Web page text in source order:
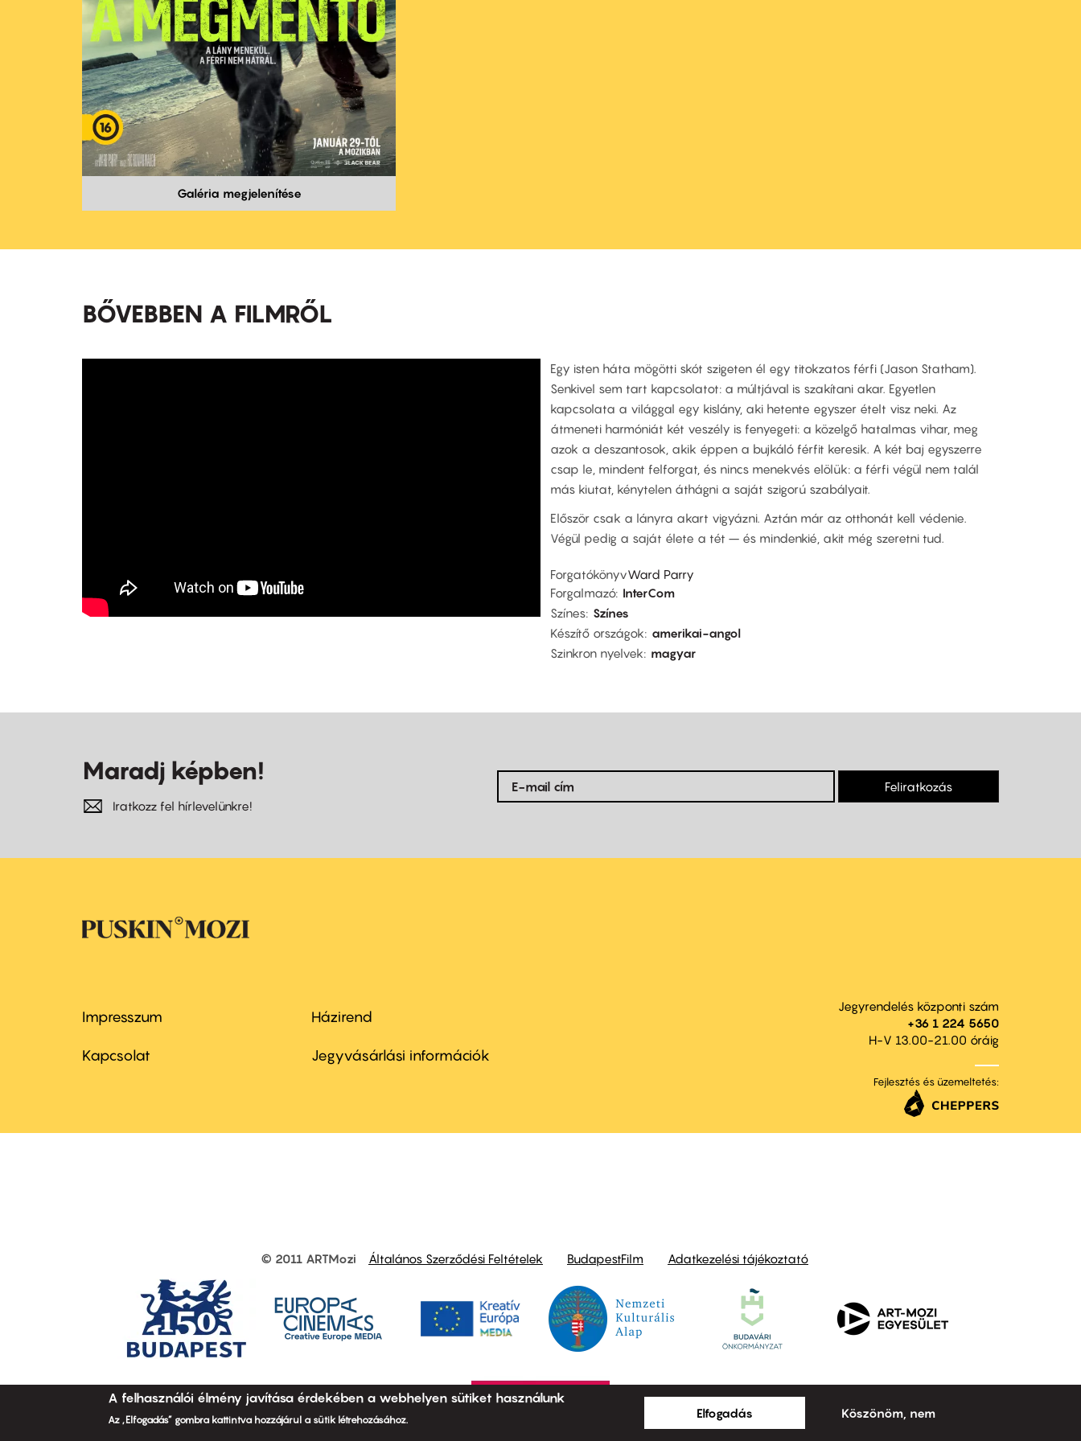
Galéria megjelenítése
BŐVEBBEN A FILMRŐL
Egy isten háta mögötti skót szigeten él egy titokzatos férfi (Jason Statham).
Senkivel sem tart kapcsolatot: a múltjával is szakítani akar. Egyetlen
kapcsolata a világgal egy kislány, aki hetente egyszer ételt visz neki. Az
átmeneti harmóniát két veszély is fenyegeti: a közelgő hatalmas vihar, meg
azok a deszantosok, akik éppen a bujkáló férfit keresik. A két baj egyszerre
csap le, mindent felforgat, és nincs menekvés elölük: a férfi végül nem talál
más kiutat, kénytelen áthágni a saját szigorú szabályait.
Először csak a lányra akart vigyázni. Aztán már az otthonát kell védenie.
Végül pedig a saját élete a tét – és mindenkié, akit még szeretni tud.
ForgatókönyvWard Parry
Forgalmazó InterCom
Színes Színes
Készítő országok
amerikai-angol
Szinkron nyelvek
magyar
Maradj képben!
Iratkozz fel hírlevelünkre!
Feliratkozás
Footer
menu
Impresszum
Kapcsolat
Footer
menu
Házirend
Jegyvásárlási információk
Jegyrendelés központi szám
+36 1 224 5650
H-V 13.00-21.00 óráig
Fejlesztés és üzemeltetés:
other
© 2011 ARTMozi Általános Szerződési Feltételek BudapestFilm Adatkezelési tájékoztató
A felhasználói élmény javítása érdekében a webhelyen sütiket használunk
Az „Elfogadás” gombra kattintva hozzájárul a sütik létrehozásához. Elfogadás Köszönöm, nem